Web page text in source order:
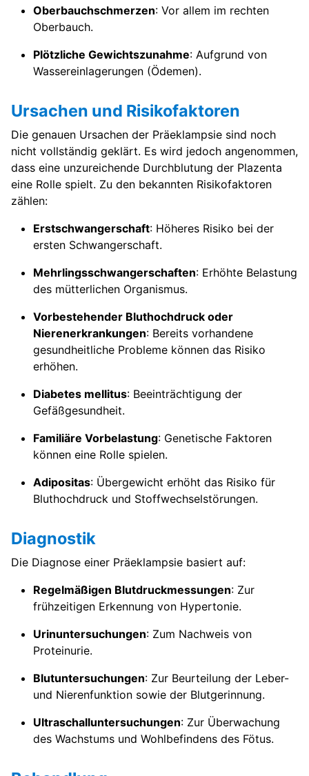
Oberbauchschmerzen: Vor allem im rechten
Oberbauch.
Plötzliche Gewichtszunahme: Aufgrund von
Wassereinlagerungen (Ödemen).
Ursachen und Risikofaktoren
Die genauen Ursachen der Präeklampsie sind noch
nicht vollständig geklärt. Es wird jedoch angenommen,
dass eine unzureichende Durchblutung der Plazenta
eine Rolle spielt. Zu den bekannten Risikofaktoren
zählen:
Erstschwangerschaft: Höheres Risiko bei der
ersten Schwangerschaft.
Mehrlingsschwangerschaften: Erhöhte Belastung
des mütterlichen Organismus.
Vorbestehender Bluthochdruck oder
Nierenerkrankungen: Bereits vorhandene
gesundheitliche Probleme können das Risiko
erhöhen.
Diabetes mellitus: Beeinträchtigung der
Gefäßgesundheit.
Familiäre Vorbelastung: Genetische Faktoren
können eine Rolle spielen.
Adipositas: Übergewicht erhöht das Risiko für
Bluthochdruck und Stoffwechselstörungen.
Diagnostik
Die Diagnose einer Präeklampsie basiert auf:
Regelmäßigen Blutdruckmessungen: Zur
frühzeitigen Erkennung von Hypertonie.
Urinuntersuchungen: Zum Nachweis von
Proteinurie.
Blutuntersuchungen: Zur Beurteilung der Leber-
und Nierenfunktion sowie der Blutgerinnung.
Ultraschalluntersuchungen: Zur Überwachung
des Wachstums und Wohlbefindens des Fötus.